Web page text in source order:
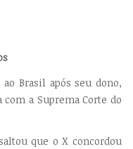
Brasil após seu dono,
a Suprema Corte do
que o X concordou